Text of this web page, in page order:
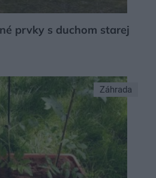
prvky s duchom starej
Záhrada